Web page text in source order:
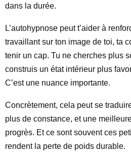
dans la durée.
L’autohypnose peut t’aider à
travaillant sur ton image de toi, ta
tenir un cap. Tu ne cherches plus
construis un état intérieur plus
C’est une nuance importante.
Concrètement, cela peut se
plus de constance, et une
progrès. Et ce sont souvent ces
rendent la perte de poids durable.